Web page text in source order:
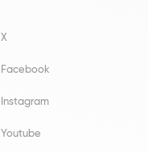
X
Facebook
Instagram
Youtube